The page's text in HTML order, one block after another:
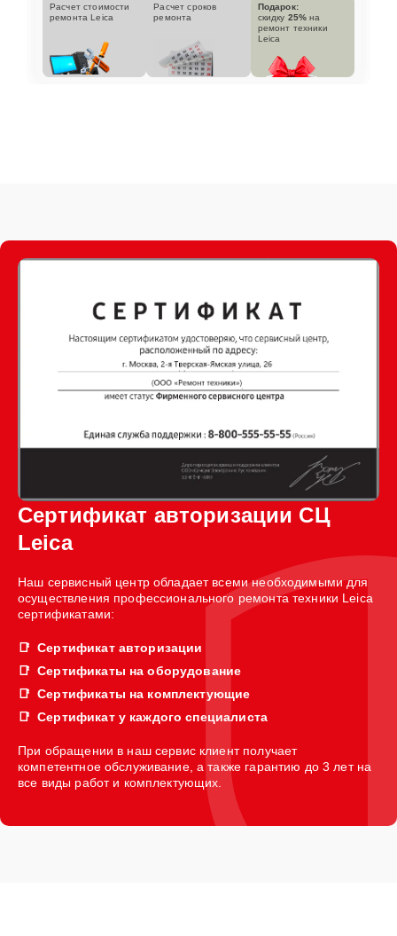
Расчет стоимости
ремонта Leica
Расчет сроков
ремонта
Подарок:
скидку 25% на
ремонт техники
Leica
Сертификат авторизации СЦ
Leica
Наш сервисный центр обладает всеми необходимыми для
осуществления профессионального ремонта техники Leica
сертификатами:
Сертификат авторизации
Сертификаты на оборудование
Сертификаты на комплектующие
Сертификат у каждого специалиста
При обращении в наш сервис клиент получает
компетентное обслуживание, а также гарантию до 3 лет на
все виды работ и комплектующих.